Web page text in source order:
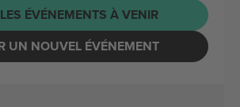
ÉVÉNEMENTS À VENIR
UN NOUVEL ÉVÉNEMENT